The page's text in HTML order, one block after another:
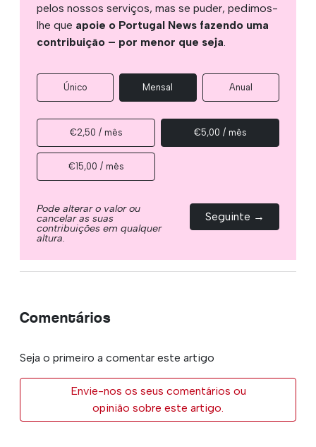
pelos nossos serviços, mas se puder, pedimos-
lhe que apoie o Portugal News fazendo uma
contribuição – por menor que seja.
Único Mensal Anual
€2,50 / mês €5,00 / mês
€15,00 / mês
Pode alterar o valor ou
cancelar as suas
contribuições em qualquer
altura.
Seguinte →
Comentários
Seja o primeiro a comentar este artigo
Envie-nos os seus comentários ou
opinião sobre este artigo.